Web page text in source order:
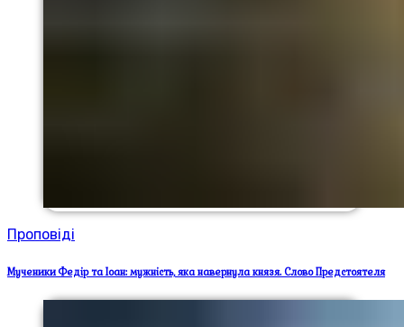
Проповіді
Мученики Федір та Іоан: мужність, яка навернула князя. Слово Предстоятеля